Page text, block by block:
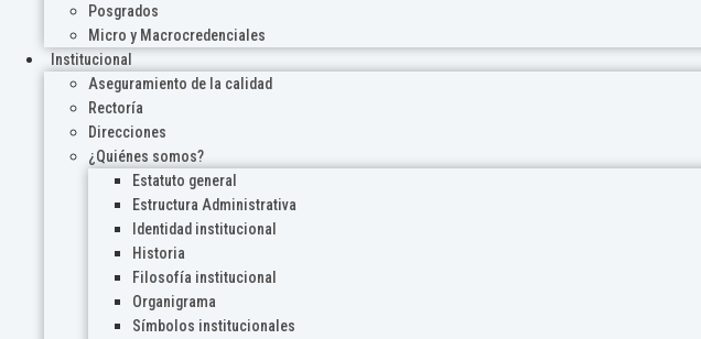
Posgrados
Micro y Macrocredenciales
Institucional
Aseguramiento de la calidad
Rectoría
Direcciones
¿Quiénes somos?
Estatuto general
Estructura Administrativa
Identidad institucional
Historia
Filosofía institucional
Organigrama
Símbolos institucionales